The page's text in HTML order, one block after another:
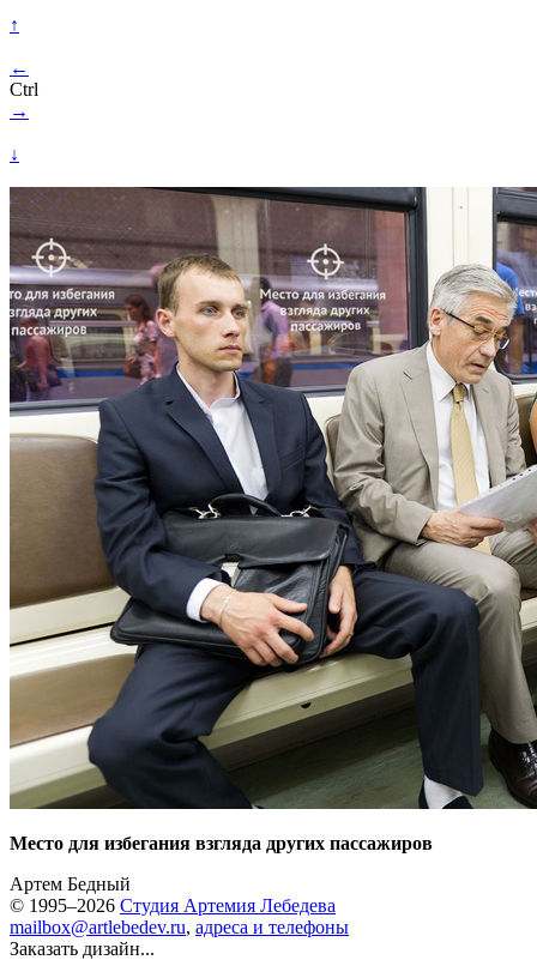
↑
←
Ctrl
→
↓
Место для избегания взгляда других пассажиров
Артем Бедный
© 1995–2026 Студия Артемия Лебедева
mailbox@artlebedev.ru, адреса и телефоны
Заказать дизайн...